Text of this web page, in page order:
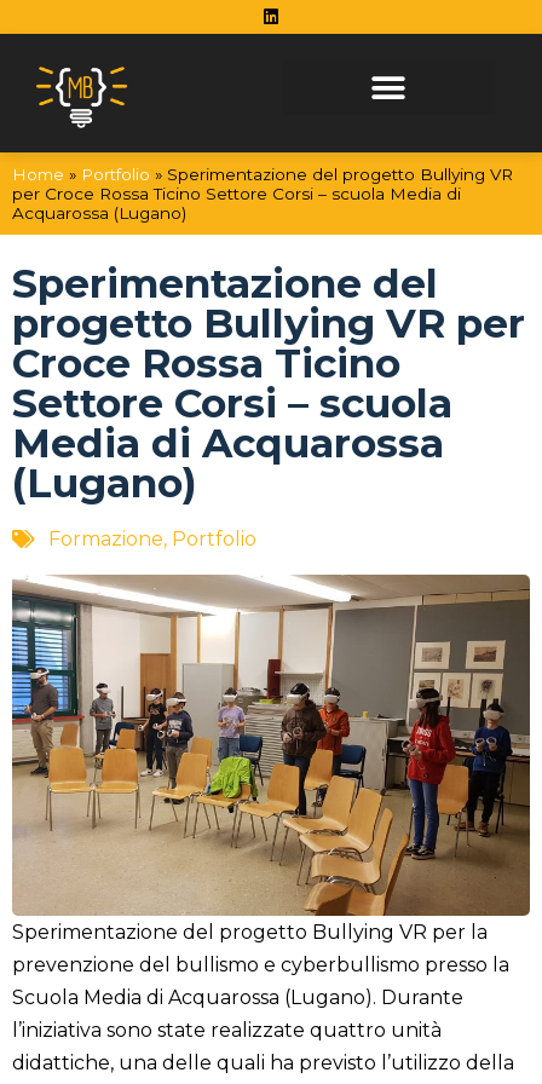
Home » Portfolio » Sperimentazione del progetto Bullying VR
per Croce Rossa Ticino Settore Corsi – scuola Media di
Acquarossa (Lugano)
Sperimentazione del
progetto Bullying VR per
Croce Rossa Ticino
Settore Corsi – scuola
Media di Acquarossa
(Lugano)
Formazione, Portfolio
Sperimentazione del progetto Bullying VR per la
prevenzione del bullismo e cyberbullismo presso la
Scuola Media di Acquarossa (Lugano). Durante
l’iniziativa sono state realizzate quattro unità
didattiche, una delle quali ha previsto l’utilizzo della